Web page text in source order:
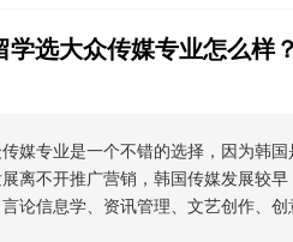
学选大众传媒专业怎么样
媒专业是一个不错的选择，因为韩
离不开推广营销，韩国传媒发展较
论信息学、资讯管理、文艺创作、